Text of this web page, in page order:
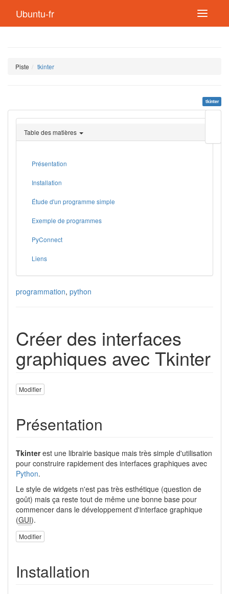
Ubuntu-fr
Piste tkinter
tkinter
page
Table des matières
Présentation
Installation
Étude d'un programme simple
Exemple de programmes
PyConnect
Liens
programmation, python
Créer des interfaces
graphiques avec Tkinter
Modifier
Présentation
Tkinterest une librairie basique mais très simple d'utilisation
pour construire rapidement des interfaces graphiques avec
Python.
Le style de widgets n'est pas très esthétique (question de
goût) mais ça reste tout de même une bonne base pour
commencer dans le développement d'interface graphique
(GUI).
Modifier
Installation